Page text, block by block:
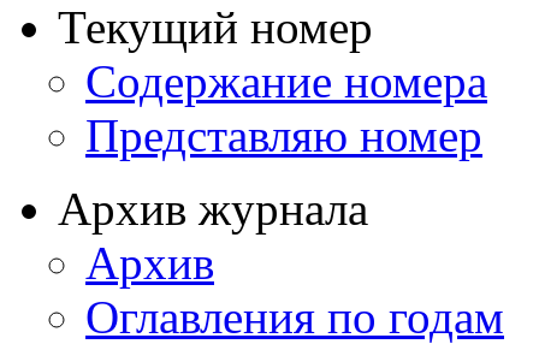
Текущий номер
Содержание номера
Представляю номер
Архив журнала
Архив
Оглавления по годам